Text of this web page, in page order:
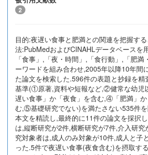
2
目的:夜遅い食事と肥満との関連を把握す
法:PubMedおよびCINAHLデータベースを
「食事」,「夜・時間」,「食行動」,「肥満
ーワードを組み合わせ,2005年以降10年間
た論文を検索した.596件の表題と抄録を精
基準(①原著,資料や短報など,②健常な幼児
遅い食事」か「夜食」を含む,④「肥満」
む,⑤基礎研究でない)を満たさない535件
本文を精読し,最終的に11件の論文を採択
は,縦断研究が2件,横断研究が7件,介入研
究対象者は,成人のみ対象が10件,成人と子
った.5件で夜遅い食事(夜食含む)を摂取す